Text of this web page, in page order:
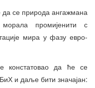
се природа ангажмана
промијенити с
мира у фазу евро-
констатовао да ће се
и даље бити значајан: